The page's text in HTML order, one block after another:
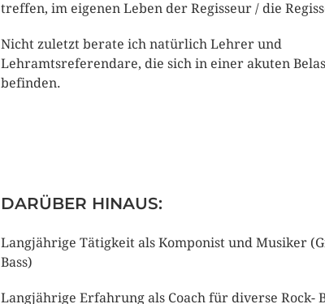
treffen, im eigenen Leben der Regisseur / die
Nicht zuletzt berate ich natürlich Lehrer und
Lehramtsreferendare, die sich in einer akuten
befinden.
DARÜBER HINAUS:
Langjährige Tätigkeit als Komponist und Musiker
Bass)
Langjährige Erfahrung als Coach für diverse Rock-